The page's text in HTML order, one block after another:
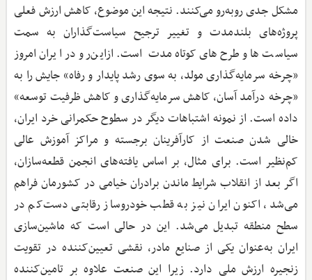
مشکل جدی روبه‌رو می‌کنند. نتیجه این موضوع، کاهش ارزش فعلی
پروژه‌های بلندمدت و تغییر ترجیح سیاست‌گذاران به سمت
سیاست‌ها و طرح‌های کوتاه‌مدت است. ازاین‌رو در ایران امروز
«چرخه سرمایه‌گذاری مولد، به سوی رشد پایدار و رفاه» جایش را به
«چرخه درآمد آسان، کاهش سرمایه‌گذاری و کاهش ظرفیت توسعه»
داده است. از نمونه اشتباهات دیگر در سطوح حکمرانی خرد ایران،
خالی شدن صنعت از کارآفرینان برجسته و مراکز آموزش عالی
کم‌نظیر است. برای مثال، بر اساس یافته‌های انجمن قطعه‌سازان،
اگر بعد از انقلاب شرایط ماندن برادران خیامی در کشورمان فراهم
می‌شد، اکنون ایران نیز به قطب خودروساز رقابتی دست‌کم در
سطح منطقه تبدیل می‌شد. این در حالی است که ماشین‌سازی
ایران به‌عنوان یکی از صنایع مادر، نقشی تعیین‌کننده در تقویت
زنجیره ارزش ملی دارد. زیرا این صنعت علاوه بر تامین‌کننده